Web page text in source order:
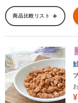
商品比較リスト